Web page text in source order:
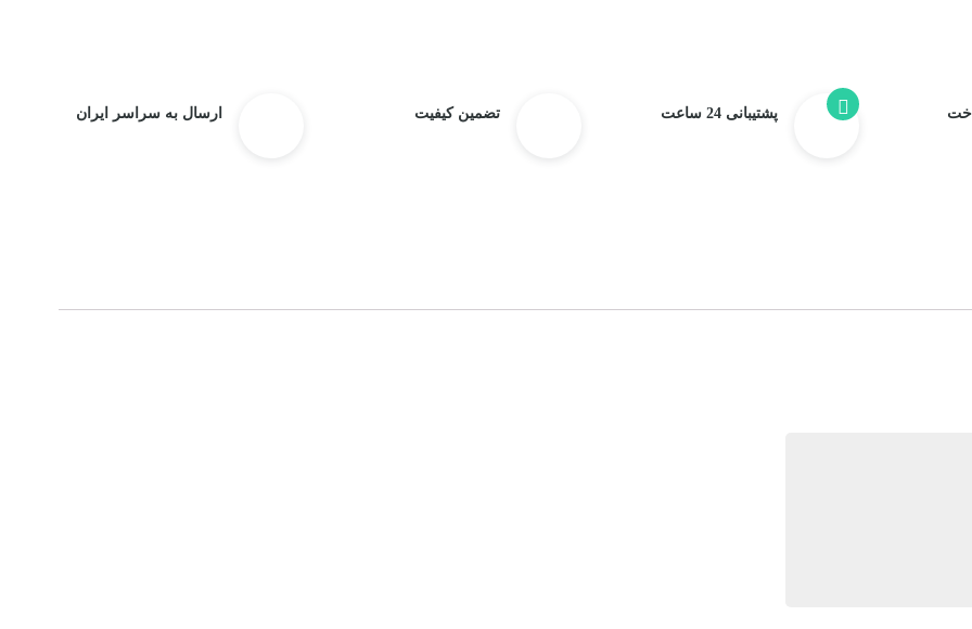
پشتیبانی 24 ساعت تضمین کیفیت ارسال به سراسر ایران